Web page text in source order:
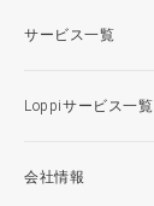
サービス一覧
Loppiサービス一覧
会社情報